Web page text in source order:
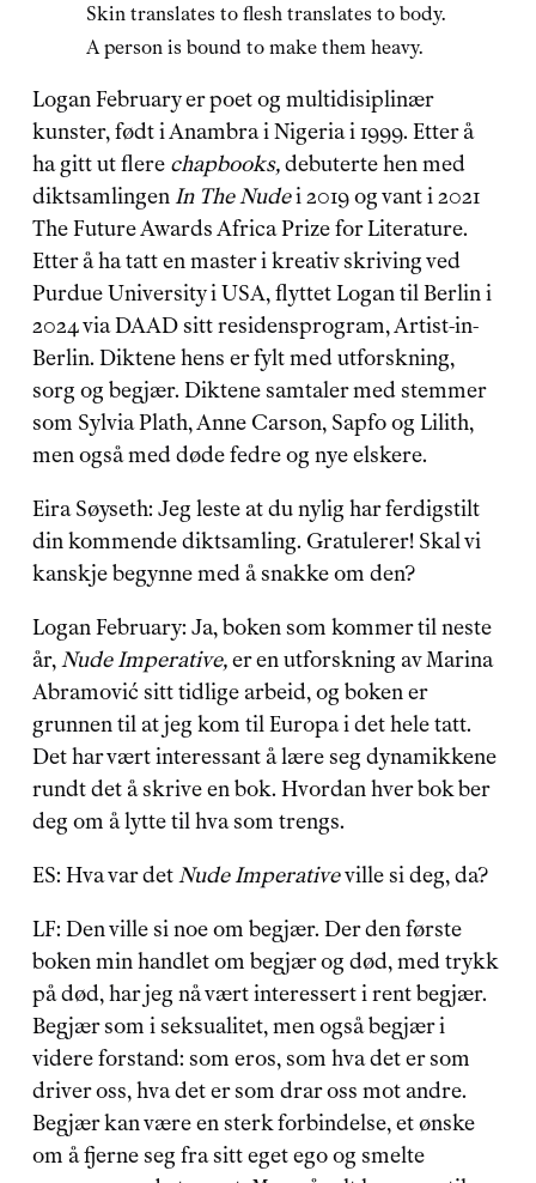
Skin translates to flesh translates to body.
A person is bound to make them heavy.
Logan February er poet og multidisiplinær
kunster, født i Anambra i Nigeria i 1999. Etter å
ha gitt ut flere chapbooks, debuterte hen med
diktsamlingen In The Nude i 2019 og vant i 2021
The Future Awards Africa Prize for Literature.
Etter å ha tatt en master i kreativ skriving ved
Purdue University i USA, flyttet Logan til Berlin i
2024 via DAAD sitt residensprogram, Artist-in-
Berlin. Diktene hens er fylt med utforskning,
sorg og begjær. Diktene samtaler med stemmer
som Sylvia Plath, Anne Carson, Sapfo og Lilith,
men også med døde fedre og nye elskere.
Eira Søyseth: Jeg leste at du nylig har ferdigstilt
din kommende diktsamling. Gratulerer! Skal vi
kanskje begynne med å snakke om den?
Logan February: Ja, boken som kommer til neste
år, Nude Imperative, er en utforskning av Marina
Abramović sitt tidlige arbeid, og boken er
grunnen til at jeg kom til Europa i det hele tatt.
Det har vært interessant å lære seg dynamikkene
rundt det å skrive en bok. Hvordan hver bok ber
deg om å lytte til hva som trengs.
ES: Hva var det Nude Imperative ville si deg, da?
LF: Den ville si noe om begjær. Der den første
boken min handlet om begjær og død, med trykk
på død, har jeg nå vært interessert i rent begjær.
Begjær som i seksualitet, men også begjær i
videre forstand: som eros, som hva det er som
driver oss, hva det er som drar oss mot andre.
Begjær kan være en sterk forbindelse, et ønske
om å fjerne seg fra sitt eget ego og smelte